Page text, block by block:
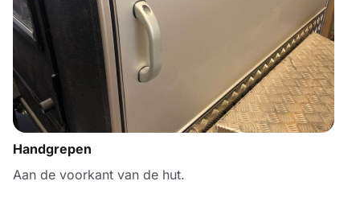
Handgrepen
Aan de voorkant van de hut.